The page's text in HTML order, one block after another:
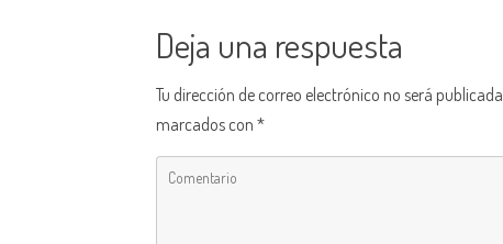
Deja una respuesta
Tu dirección de correo electrónico no será publicada.
marcados con*